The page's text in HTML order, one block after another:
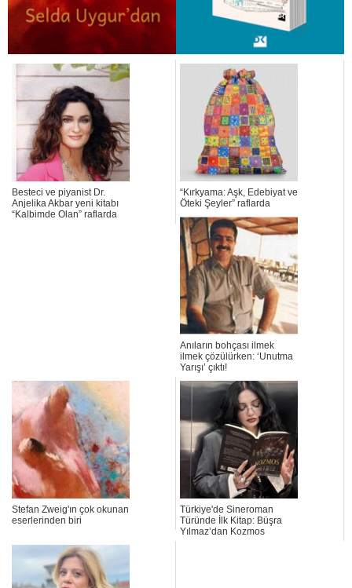
Besteci ve piyanist Dr.
Anjelika Akbar yeni kitabı
“Kalbimde Olan” raflarda
“Kırkyama: Aşk, Edebiyat ve
Öteki Şeyler” raflarda
Anıların bohçası ilmek
ilmek çözülürken: ‘Unutma
Yarışı’ çıktı!
Stefan Zweig'ın çok okunan
eserlerinden biri
Türkiye'de Sineroman
Türünde İlk Kitap: Büşra
Yılmaz’dan Kozmos